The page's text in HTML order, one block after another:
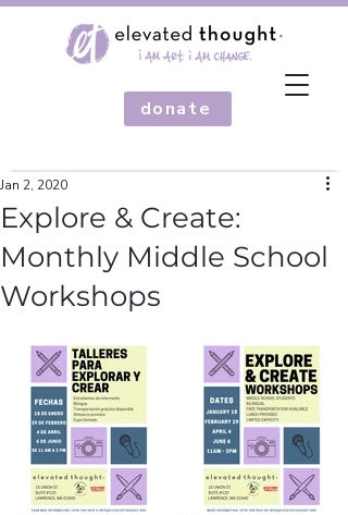
donate
Explore & Create:
Monthly Middle School
Workshops
Jan 2, 2020